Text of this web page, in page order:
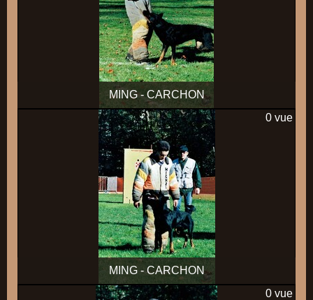
MING - CARCHON
MING - CARCHON
0 vue
0 vue